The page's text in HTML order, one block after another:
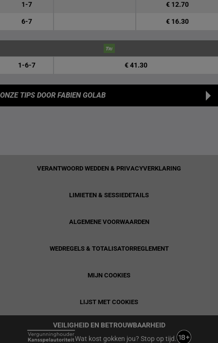
1-7 € 12.70
6-7 € 16.30
1-6-7 € 41.30
ONZE TIPS DOOR FABIEN GOLAB
VERANTWOORD WEDDEN & PRIVACYVERKLARING
LIMIETEN & SESSIEDETAILS
ALGEMENE VOORWAARDEN
WEDREGELS & TOTALISATORREGLEMENT
MIJN COOKIES
LIJST MET COOKIES
VEILIGHEID EN BETROUWBAARHEID
Wat kost gokken jou? Stop op tijd.